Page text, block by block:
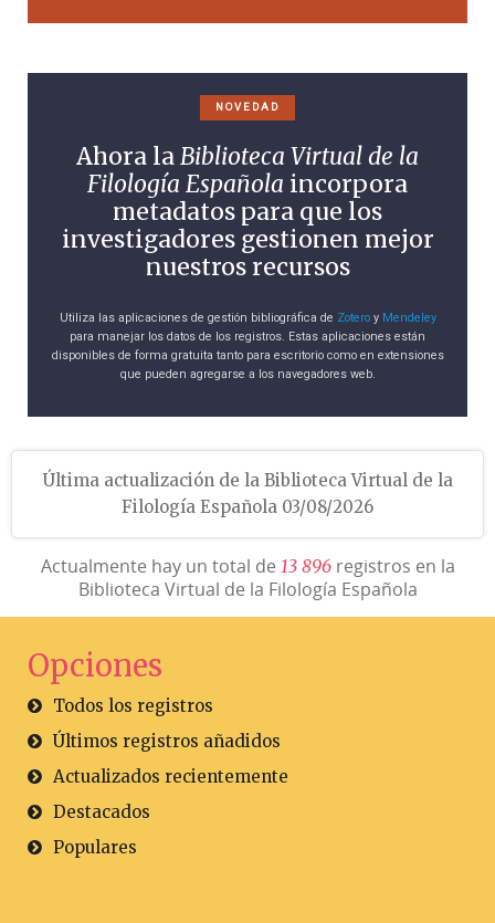
NOVEDAD
Ahora laBiblioteca Virtual de la
Filología Española incorpora
metadatos para que los
investigadores gestionen mejor
nuestros recursos
Utiliza las aplicaciones de gestión bibliográfica de Zoteroy Mendeley
para manejar los datos de los registros. Estas aplicaciones están
disponibles de forma gratuita tanto para escritorio como en extensiones
que pueden agregarse a los navegadores web.
Última actualización de la Biblioteca Virtual de la
Filología Española 03/08/2026
Actualmente hay un total de 13 896registros en la
Biblioteca Virtual de la Filología Española
Opciones
Todos los registros
Últimos registros añadidos
Actualizados recientemente
Destacados
Populares